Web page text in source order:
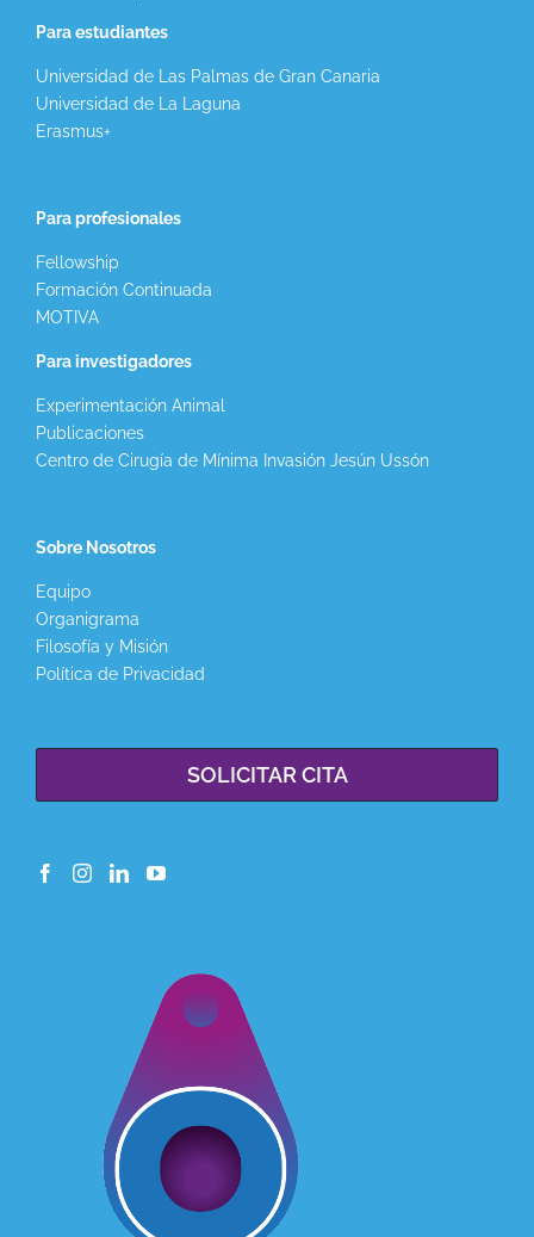
Para estudiantes
Universidad de Las Palmas de Gran Canaria
Universidad de La Laguna
Erasmus+
Para profesionales
Fellowship
Formación Continuada
MOTIVA
Para investigadores
Experimentación Animal
Publicaciones
Centro de Cirugía de Mínima Invasión Jesún Ussón
Sobre Nosotros
Equipo
Organigrama
Filosofía y Misión
Política de Privacidad
SOLICITAR CITA